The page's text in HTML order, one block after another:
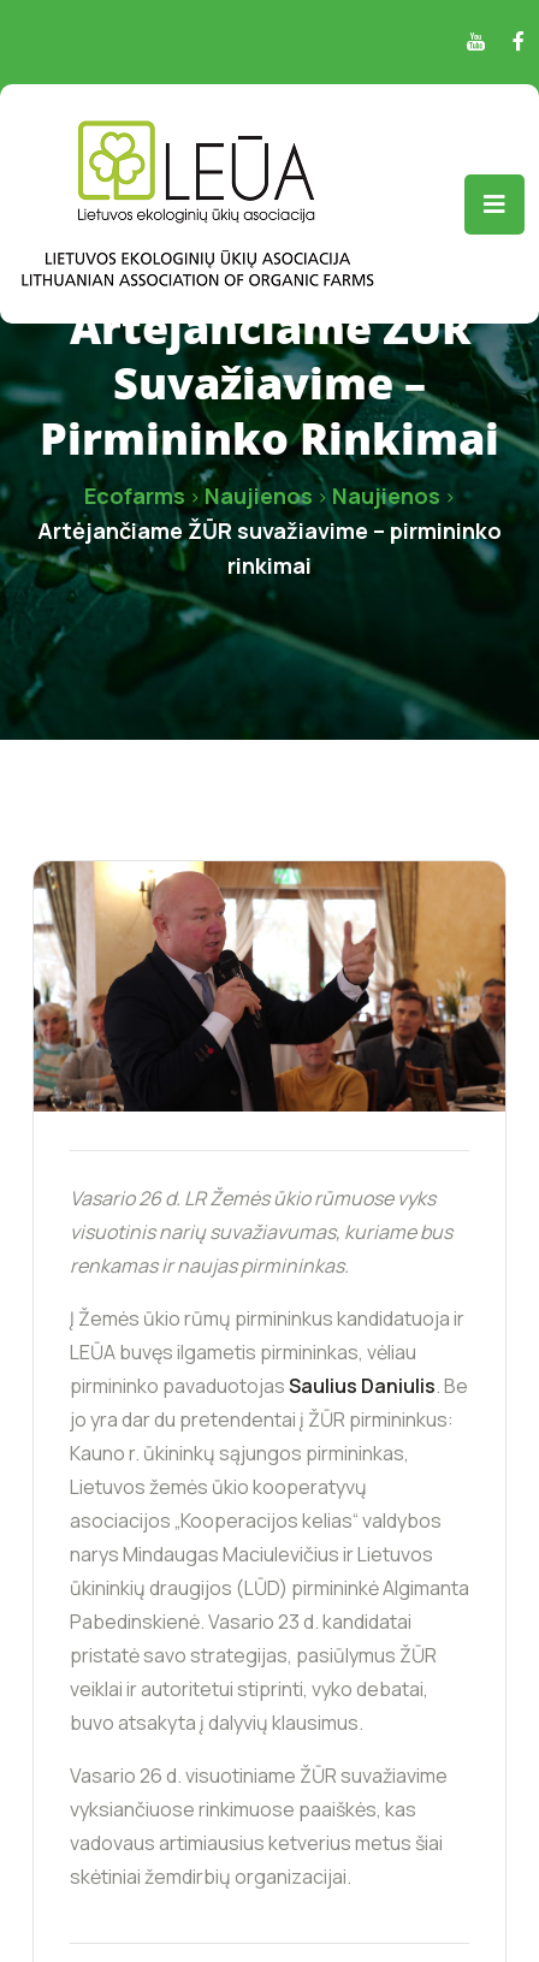
Artėjančiame ŽŪR
Suvažiavime –
Pirmininko Rinkimai
Ecofarms > Naujienos >Naujienos >
Artėjančiame ŽŪR suvažiavime – pirmininko
rinkimai
Vasario 26 d. LR Žemės ūkio rūmuose vyks
visuotinis narių suvažiavumas, kuriame bus
renkamas ir naujas pirmininkas.
Į Žemės ūkio rūmų pirmininkus kandidatuoja ir
LEŪA buvęs ilgametis pirmininkas, vėliau
pirmininko pavaduotojasSaulius Daniulis. Be
jo yra dar du pretendentai į ŽŪR pirmininkus:
Kauno r. ūkininkų sąjungos pirmininkas,
Lietuvos žemės ūkio kooperatyvų
asociacijos „Kooperacijos kelias“ valdybos
narys Mindaugas Maciulevičius ir Lietuvos
ūkininkių draugijos (LŪD) pirmininkė Algimanta
Pabedinskienė. Vasario 23 d. kandidatai
pristatė savo strategijas, pasiūlymus ŽŪR
veiklai ir autoritetui stiprinti, vyko debatai,
buvo atsakyta į dalyvių klausimus.
Vasario 26 d. visuotiniame ŽŪR suvažiavime
vyksiančiuose rinkimuose paaiškės, kas
vadovaus artimiausius ketverius metus šiai
skėtiniai žemdirbių organizacijai.